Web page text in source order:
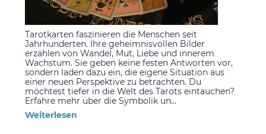
Tarotkarten faszinieren die Menschen seit
Jahrhunderten. Ihre geheimnisvollen Bilder
erzählen von Wandel, Mut, Liebe und innerem
Wachstum. Sie geben keine festen Antworten vor,
sondern laden dazu ein, die eigene Situation aus
einer neuen Perspektive zu betrachten. Du
möchtest tiefer in die Welt des Tarots eintauchen?
Erfahre mehr über die Symbolik un...
Weiterlesen